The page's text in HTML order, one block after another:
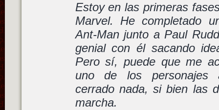
Estoy en las primeras
Marvel. He completado
Ant-Man junto a Paul
genial con él sacando
Pero sí, puede que me
uno de los personajes
cerrado nada, si bien las
marcha.